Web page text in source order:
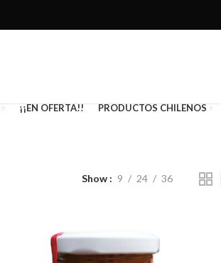
¡¡EN OFERTA!! PRODUCTOS CHILENOS
Show 9 24 36